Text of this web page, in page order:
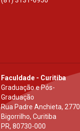
Faculdade - Curitiba
Graduação e Pós-
Graduação
Rua Padre Anchieta, 2770
Bigorrilho, Curitiba
PR, 80730-000